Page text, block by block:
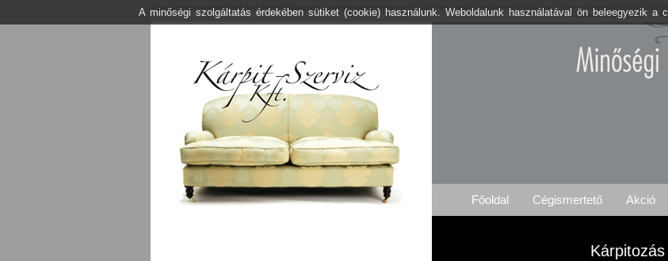
Kárpitos .org Rigács
Főoldal Cégismertető Akció
A minőségi szolgáltatás érdekében sütiket (cookie) használunk. Weboldalunk használatával ön beleegyezik a